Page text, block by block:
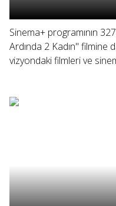
Sinema+ programının
Ardında 2 Kadın" filmine
vizyondaki filmleri ve